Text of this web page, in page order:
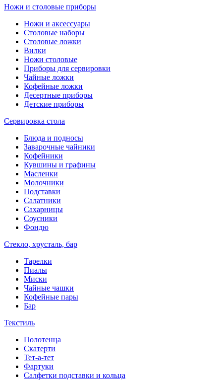
Ножи и столовые приборы
Ножи и аксессуары
Столовые наборы
Столовые ложки
Вилки
Ножи столовые
Приборы для сервировки
Чайные ложки
Кофейные ложки
Десертные приборы
Детские приборы
Сервировка стола
Блюда и подносы
Заварочные чайники
Кофейники
Кувшины и графины
Масленки
Молочники
Подставки
Салатники
Сахарницы
Соусники
Фондю
Стекло, хрусталь, бар
Тарелки
Пиалы
Миски
Чайные чашки
Кофейные пары
Бар
Текстиль
Полотенца
Скатерти
Тет-а-тет
Фартуки
Салфетки подставки и кольца